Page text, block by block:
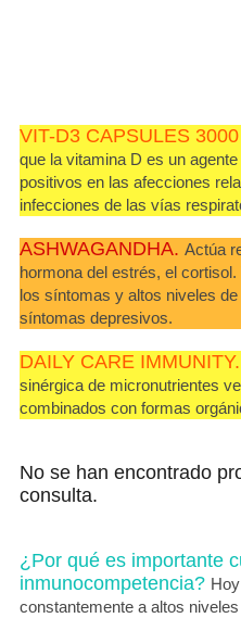
VIT-D3 CAPSULES
que la vitamina D es un
positivos en las afecciones
infecciones de las vías
ASHWAGANDHA. Actúa
hormona del estrés, el
los síntomas y altos niveles
síntomas depresivos.
DAILY CARE IMMUNITY.
sinérgica de micronutrientes
combinados con formas
No se han encontrado
consulta.
¿Por qué es importante
inmunocompetencia?
constantemente a altos